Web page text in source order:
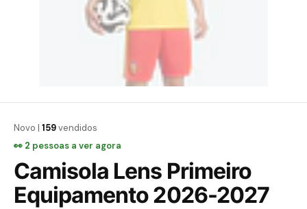
Novo | 159vendidos
👀 2 pessoas a ver agora
Camisola Lens Primeiro
Equipamento 2026-2027